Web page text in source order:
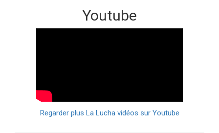
Youtube
Regarder plus La Lucha vidéos sur Youtube